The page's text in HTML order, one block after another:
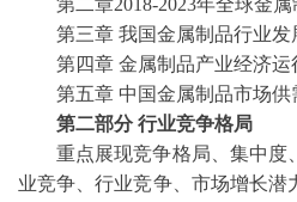
第二章2018-2023年全球金
第三章 我国金属制品行业发
第四章 金属制品产业经济运
第五章 中国金属制品市场供
第二部分 行业竞争格局
重点展现竞争格局、集中度
业竞争、行业竞争、市场增长潜